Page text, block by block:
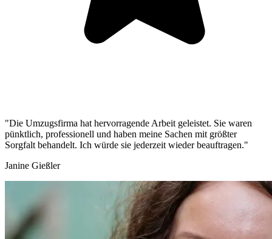
"Die Umzugsfirma hat hervorragende Arbeit geleistet. Sie waren
pünktlich, professionell und haben meine Sachen mit größter
Sorgfalt behandelt. Ich würde sie jederzeit wieder beauftragen."
Janine Gießler